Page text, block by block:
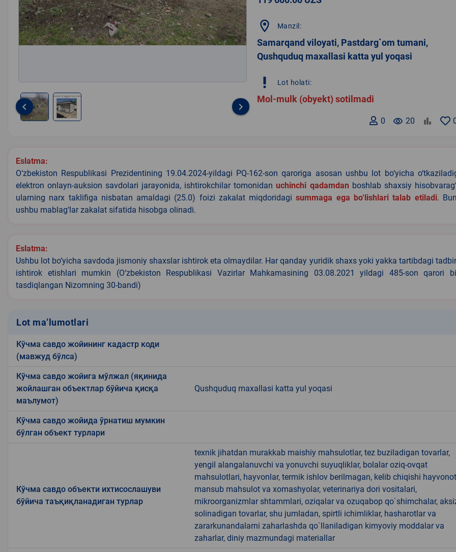
2
keyboard_arrow_left keyboard_arrow_right
location_on Manzil:
Samarqand viloyati, Pastdarg`om tumani,
Qushquduq maxallasi katta yul yoqasi
priority_high Lot holati:
Mol-mulk (obyekt) sotilmadi
remove_red_eye 20
0
Eslatma:
O‘zbekiston Respublikasi Prezidentining 19.04.2024-yildagi PQ-162-son qaroriga asosan ushbu lot bo‘yicha
elektron onlayn-auksion savdolari jarayonida, ishtirokchilar tomonidanuchinchi qadamdan boshlab shaxsiy
ularning narx taklifiga nisbatan amaldagi (25.0) foizi zakalat miqdoridagisummaga ega bo‘lishlari talab etiladi.
ushbu mablag‘lar zakalat sifatida hisobga olinadi.
Eslatma:
Ushbu lot bo‘yicha savdoda jismoniy shaxslar ishtirok eta olmaydilar. Har qanday yuridik shaxs yoki yakka tartibdagi
ishtirok etishlari mumkin (O‘zbekiston Respublikasi Vazirlar Mahkamasining 03.08.2021 yildagi 485-son qarori
tasdiqlangan Nizomning 30-bandi)
Lot ma’lumotlari
Кўчма савдо жойининг кадастр коди
(мавжуд бўлса)
Кўчма савдо жойига мўлжал (яқинида
жойлашган объектлар бўйича қисқа
маълумот)
Qushquduq maxallasi katta yul yoqasi
Кўчма савдо жойида ўрнатиш мумкин
бўлган объект турлари
Кўчма савдо объекти ихтисослашуви
бўйича таъқиқланадиган турлар
texnik jihatdan murakkab maishiy mahsulotlar, tez buziladigan tovarlar,
yengil alangalanuvchi va yonuvchi suyuqliklar, bolalar oziq-ovqat
mahsulotlari, hayvonlar, termik ishlov berilmagan, kelib chiqishi
mansub mahsulot va xomashyolar, veterinariya dori vositalari,
mikroorganizmlar shtammlari, oziqalar va ozuqabop qo`shimchalar,
solinadigan tovarlar, shu jumladan, spirtli ichimliklar, hasharotlar va
zararkunandalarni zaharlashda qo`llaniladigan kimyoviy moddalar va
zaharlar, diniy mazmundagi materiallar